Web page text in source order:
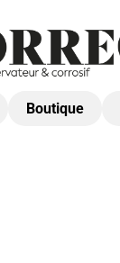
Boutique